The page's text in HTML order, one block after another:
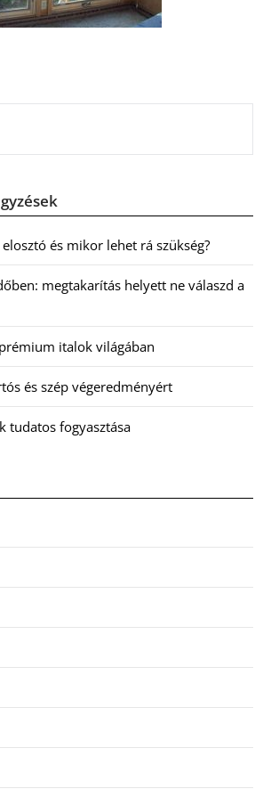
és mikor lehet rá szükség?
megtakarítás helyett ne válaszd a
italok világában
és szép végeredményért
tudatos fogyasztása